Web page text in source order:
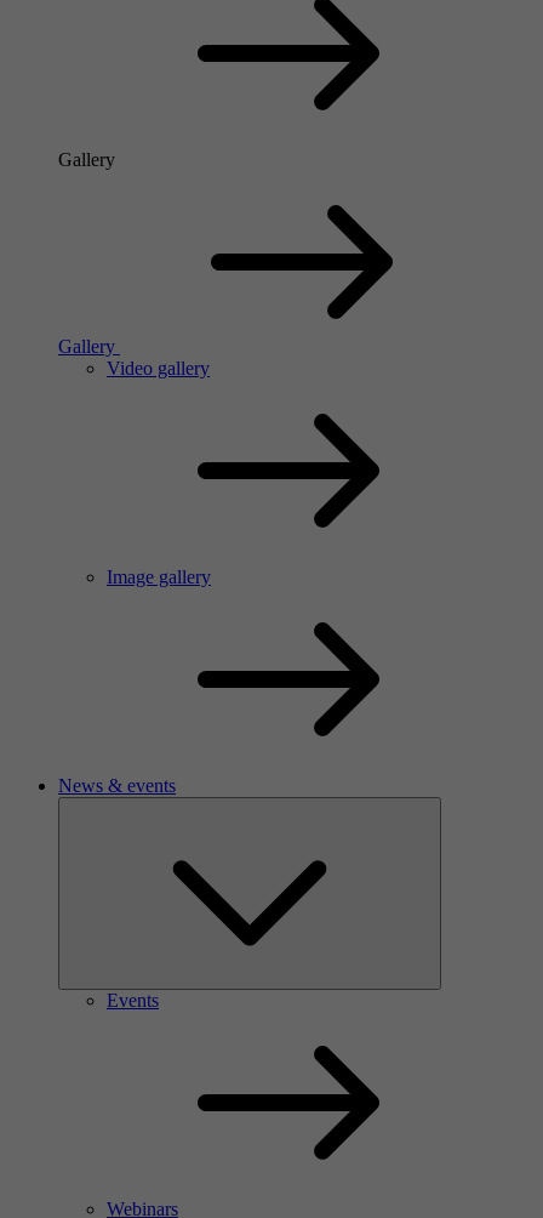
Gallery
Gallery
Video gallery
Image gallery
News & events
Events
Webinars